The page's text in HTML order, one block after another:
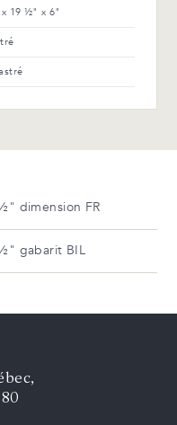
19 ½" x 6"
dimension FR
gabarit BIL